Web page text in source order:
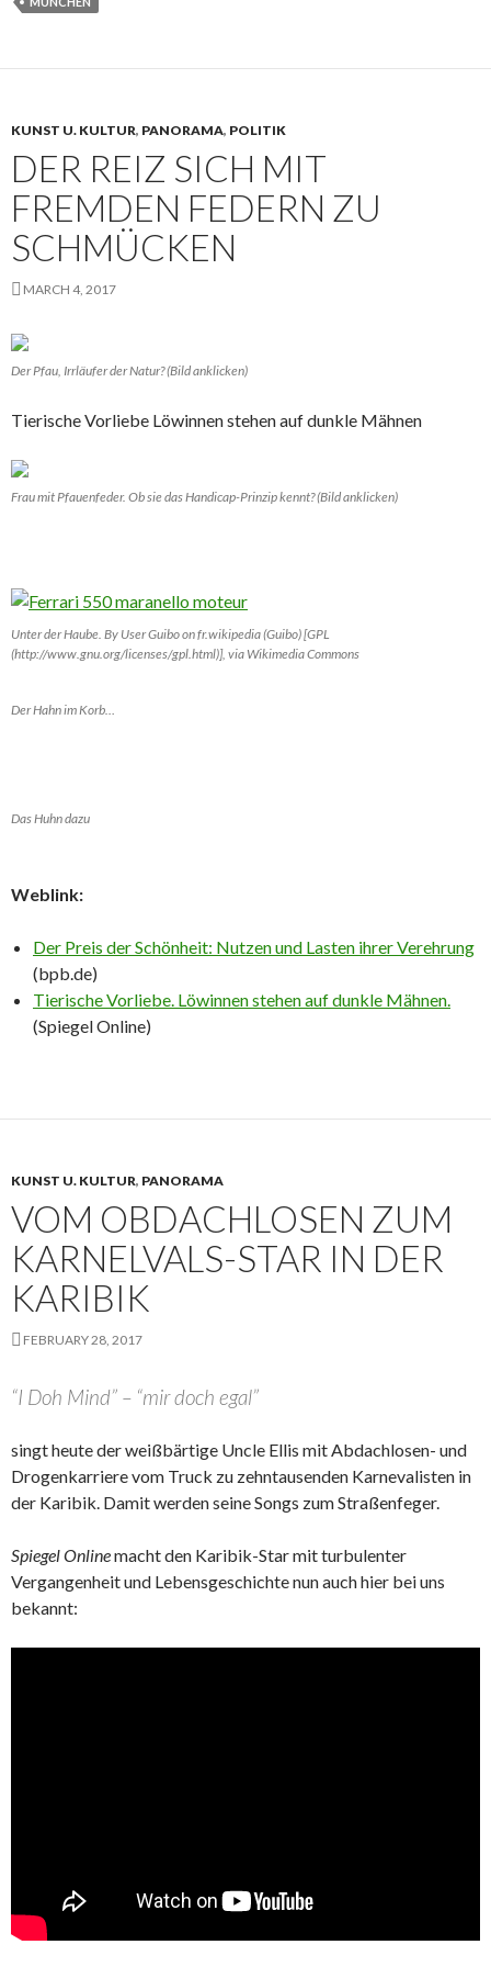
KUNST U. KULTUR, PANORAMA, POLITIK
DER REIZ SICH MIT
FREMDEN FEDERN ZU
SCHMÜCKEN
MARCH 4, 2017
Der Pfau, Irrläufer der Natur? (Bild anklicken)
Tierische Vorliebe Löwinnen stehen auf dunkle Mähnen
Frau mit Pfauenfeder. Ob sie das Handicap-Prinzip kennt? (Bild anklicken)
Unter der Haube. By User Guibo on fr.wikipedia (Guibo) [GPL
(http://www.gnu.org/licenses/gpl.html)], via Wikimedia Commons
Der Hahn im Korb…
Das Huhn dazu
​Weblink:
Der Preis der Schönheit: Nutzen und Lasten ihrer Verehrung
(bpb.de)
Tierische Vorliebe. Löwinnen stehen auf dunkle Mähnen.
(Spiegel Online)
KUNST U. KULTUR, PANORAMA
VOM OBDACHLOSEN ZUM
KARNELVALS-STAR IN DER
KARIBIK
FEBRUARY 28, 2017
“I Doh Mind” – “mir doch egal”
singt heute der weißbärtige Uncle Ellis mit Abdachlosen- und
Drogenkarriere vom Truck zu zehntausenden Karnevalisten in
der Karibik. Damit werden seine Songs zum Straßenfeger.
Spiegel Onlinemacht den Karibik-Star mit turbulenter
Vergangenheit und Lebensgeschichte nun auch hier bei uns
bekannt: